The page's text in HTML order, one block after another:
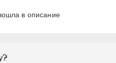
в описание